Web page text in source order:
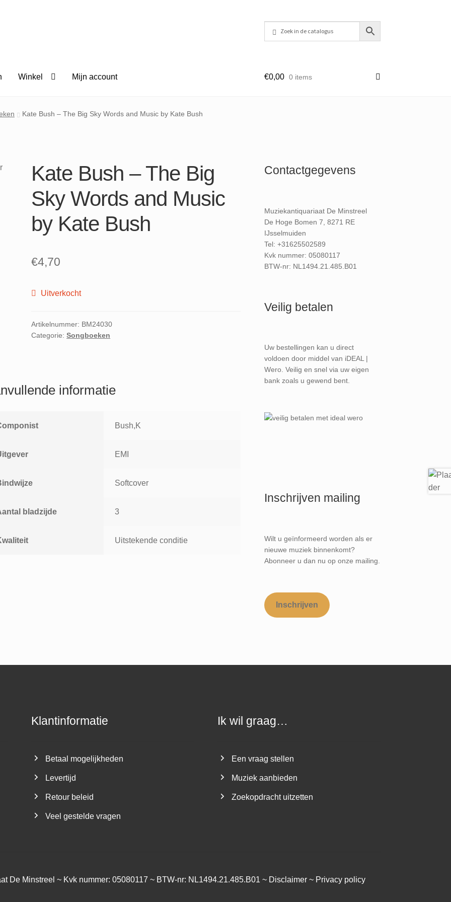
Winkel Mijn account €0,00 0 items
Kate Bush – The Big Sky Words and Music by Kate Bush
Kate Bush – The Big
Sky Words and Music
by Kate Bush
€4,70
Uitverkocht
Artikelnummer: BM24030
Categorie:Songboeken
informatie
Bush,K
EMI
Softcover
bladzijde 3
Uitstekende conditie
Contactgegevens
Muziekantiquariaat De Minstreel
De Hoge Bomen 7, 8271 RE
IJsselmuiden
Tel: +31625502589
Kvk nummer: 05080117
BTW-nr: NL1494.21.485.B01
Veilig betalen
Uw bestellingen kan u direct
voldoen door middel van iDEAL |
Wero. Veilig en snel via uw eigen
bank zoals u gewend bent.
Inschrijven mailing
Wilt u geïnformeerd worden als er
nieuwe muziek binnenkomt?
Abonneer u dan nu op onze mailing.
Inschrijven
Klantinformatie
Betaal mogelijkheden
Levertijd
Retour beleid
Veel gestelde vragen
Ik wil graag…
Een vraag stellen
Muziek aanbieden
Zoekopdracht uitzetten
De Minstreel ~ Kvk nummer: 05080117 ~ BTW-nr: NL1494.21.485.B01 ~ Disclaimer ~ Privacy policy